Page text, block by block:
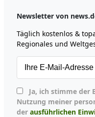
Newsletter von
Täglich kostenlos &
Regionales und
Nutzung meiner
der ausführlichen